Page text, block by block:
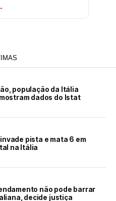
população da Itália
dados do Istat
pista e mata 6 em
na Itália
não pode barrar
decide justiça